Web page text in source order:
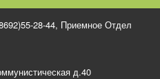
28-44, Приемное Отдел
д.40